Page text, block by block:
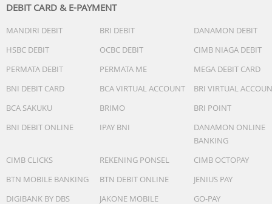
DEBIT CARD & E-PAYMENT
MANDIRI DEBIT BRI DEBIT
DANAMON DEBIT
HSBC DEBIT
OCBC DEBIT
CIMB NIAGA DEBIT
PERMATA DEBIT
PERMATA ME
MEGA DEBIT CARD
BNI DEBIT CARD
BCA VIRTUAL ACCOUNT
BRI VIRTUAL
BCA SAKUKU
BRIMO
BRI POINT
BNI DEBIT ONLINE
IPAY BNI
DANAMON ONLINE
BANKING
CIMB CLICKS
REKENING PONSEL
CIMB OCTOPAY
BTN MOBILE BANKING
BTN DEBIT ONLINE
JENIUS PAY
DIGIBANK BY DBS
JAKONE MOBILE
GO-PAY